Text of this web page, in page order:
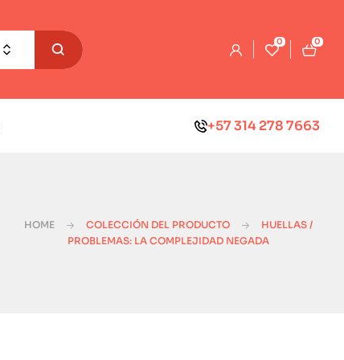
0 0
+57 314 278 7663
HOME COLECCIÓN DEL PRODUCTO
HUELLAS /
PROBLEMAS: LA COMPLEJIDAD NEGADA